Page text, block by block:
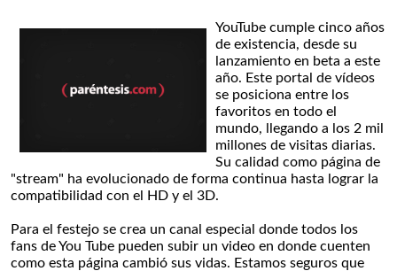
YouTube cumple cinco años
de existencia, desde su
lanzamiento en beta a este
año. Este portal de vídeos
se posiciona entre los
favoritos en todo el
mundo, llegando a los 2 mil
millones de visitas diarias.
Su calidad como página de
"stream" ha evolucionado de forma continua hasta lograr la
compatibilidad con el HD y el 3D.
Para el festejo se crea un canal especial donde todos los
fans de You Tube pueden subir un video en donde cuenten
como esta página cambió sus vidas. Estamos seguros que